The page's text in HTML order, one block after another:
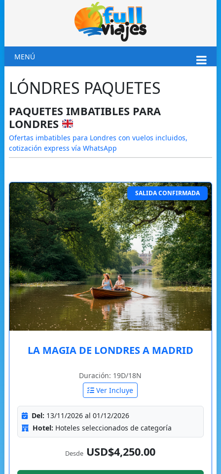
MENÚ
LÓNDRES PAQUETES
PAQUETES IMBATIBLES PARA
LONDRES
Ofertas imbatibles para Londres con vuelos incluidos,
cotización express vía WhatsApp
SALIDA CONFIRMADA
LA MAGIA DE LONDRES A MADRID
Duración: 19D/18N
Ver Incluye
Del: 13/11/2026 al 01/12/2026
Hotel: Hoteles seleccionados de categoría
Desde USD$4,250.00